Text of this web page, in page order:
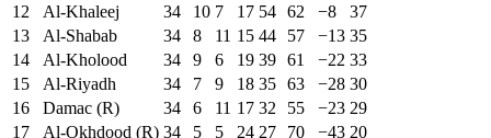
12
Al-Khaleej 34 10 7 17 54 62 −8
37
13
Al-Shabab 34 8 11 15 44 57 −13 35
14
Al-Kholood 34 9 6 19 39 61 −22 33
15
Al-Riyadh 34 7 9 18 35 63 −28 30
16
Damac (R) 34 6 11 17 32 55 −23 29
17
Al-Okhdood (R) 34 5 5 24 27 70 −43 20